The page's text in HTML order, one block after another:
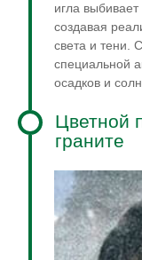
игла
создавая
света и тени.
специальной
осадков и
Цветной
граните